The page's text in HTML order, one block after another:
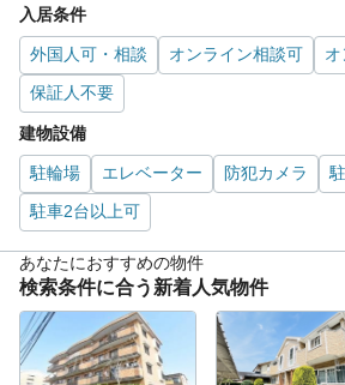
入居条件
外国人可・相談 オンライン相談可
保証人不要
建物設備
駐輪場 エレベーター 防犯カメラ
駐車2台以上可
あなたにおすすめの物件
検索条件に合う新着人気物件